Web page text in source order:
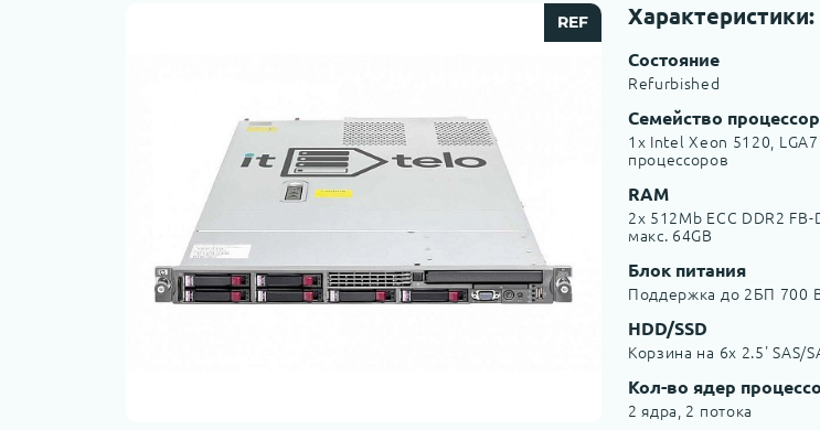
REF Характеристики:
Состояние
Refurbished
Семейство
1x Intel Xeon 5120,
процессоров
RAM
2x 512Mb ECC DDR2
макс. 64GB
Блок питания
Поддержка до 2БП 700
HDD/SSD
Корзина на 6х 2.5' SAS/
Кол-во ядер
2 ядра, 2 потока